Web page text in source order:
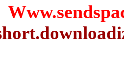
http://